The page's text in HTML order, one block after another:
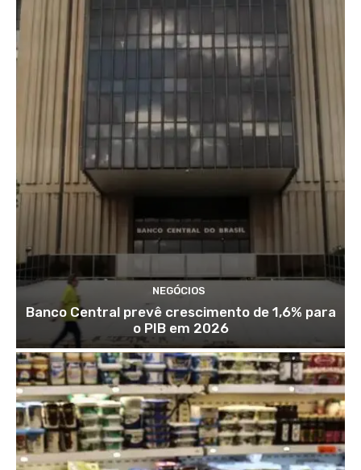
NEGÓCIOS
Banco Central prevê crescimento de 1,6% para
o PIB em 2026